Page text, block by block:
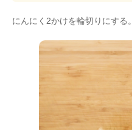
にんにく2かけを輪切りにする。